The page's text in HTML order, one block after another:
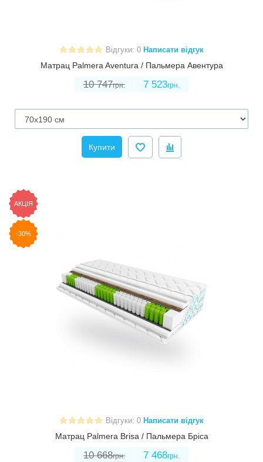
Відгуки: 0 Написати відгук
Матрац Palmera Aventura / Пальмера Авентура
10 747грн. 7 523грн.
Купити
АКЦІЯ
-30%
Відгуки: 0 Написати відгук
Матрац Palmera Brisa / Пальмера Бріса
10 668грн. 7 468грн.